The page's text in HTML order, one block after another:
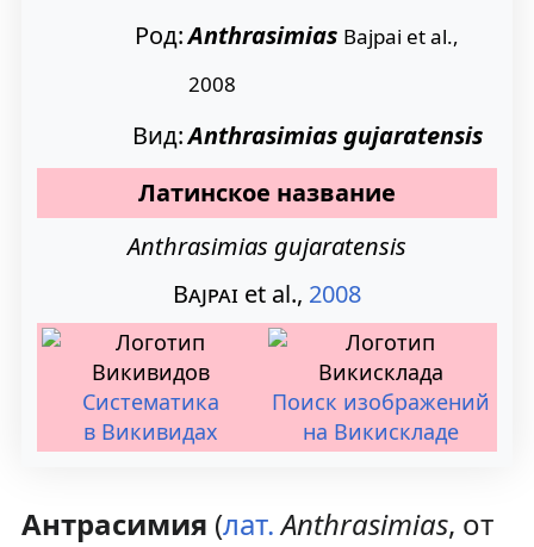
Род:Anthrasimias Bajpai et al.,
2008
Вид:Anthrasimias gujaratensis
Латинское название
Anthrasimias gujaratensis
Bajpai et al., 2008
Систематика
в Викивидах
Поиск изображений
на Викискладе
Антрасимия (лат. Anthrasimias, от